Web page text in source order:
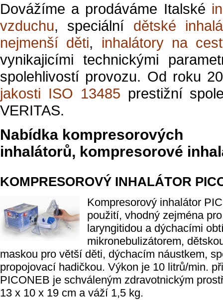
Dovážíme a prodáváme Italské
vzduchu, speciální dětské
nejmenší děti, inhalátory na
vynikajicími technickými
spolehlivostí provozu. Od roku
jakosti ISO 13485 prestižní
VERITAS.
Nabídka kompresorových
inhalátorů, kompresorové
KOMPRESOROVÝ INHALÁTOR
Kompresorový inhalátor
použití, vhodný zejména
laryngitidou a dýchacími
mikronebulizátorem,
maskou pro větší děti, dýchacím náustkem,
propojovací hadičkou. Výkon je 10 litrů/min.
PICONEB je schváleným zdravotnickým
13 x 10 x 19 cm a váží 1,5 kg.